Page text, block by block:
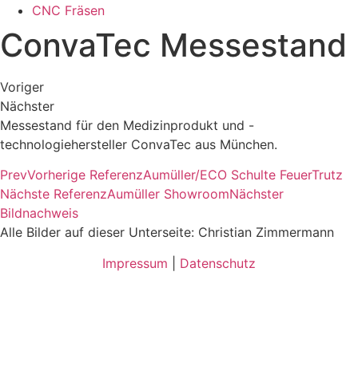
CNC Fräsen
ConvaTec Messestand
Voriger
Nächster
Messestand für den Medizinprodukt und -
technologiehersteller ConvaTec aus München.
PrevVorherige ReferenzAumüller/ECO Schulte FeuerTrutz
Nächste ReferenzAumüller ShowroomNächster
Bildnachweis
Alle Bilder auf dieser Unterseite: Christian Zimmermann
Impressum
Datenschutz